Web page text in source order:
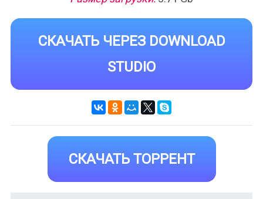
СКАЧАТЬ ЧЕРЕЗ DOWNLOAD
STUDIO
СКАЧАТЬ ТОРРЕНТ